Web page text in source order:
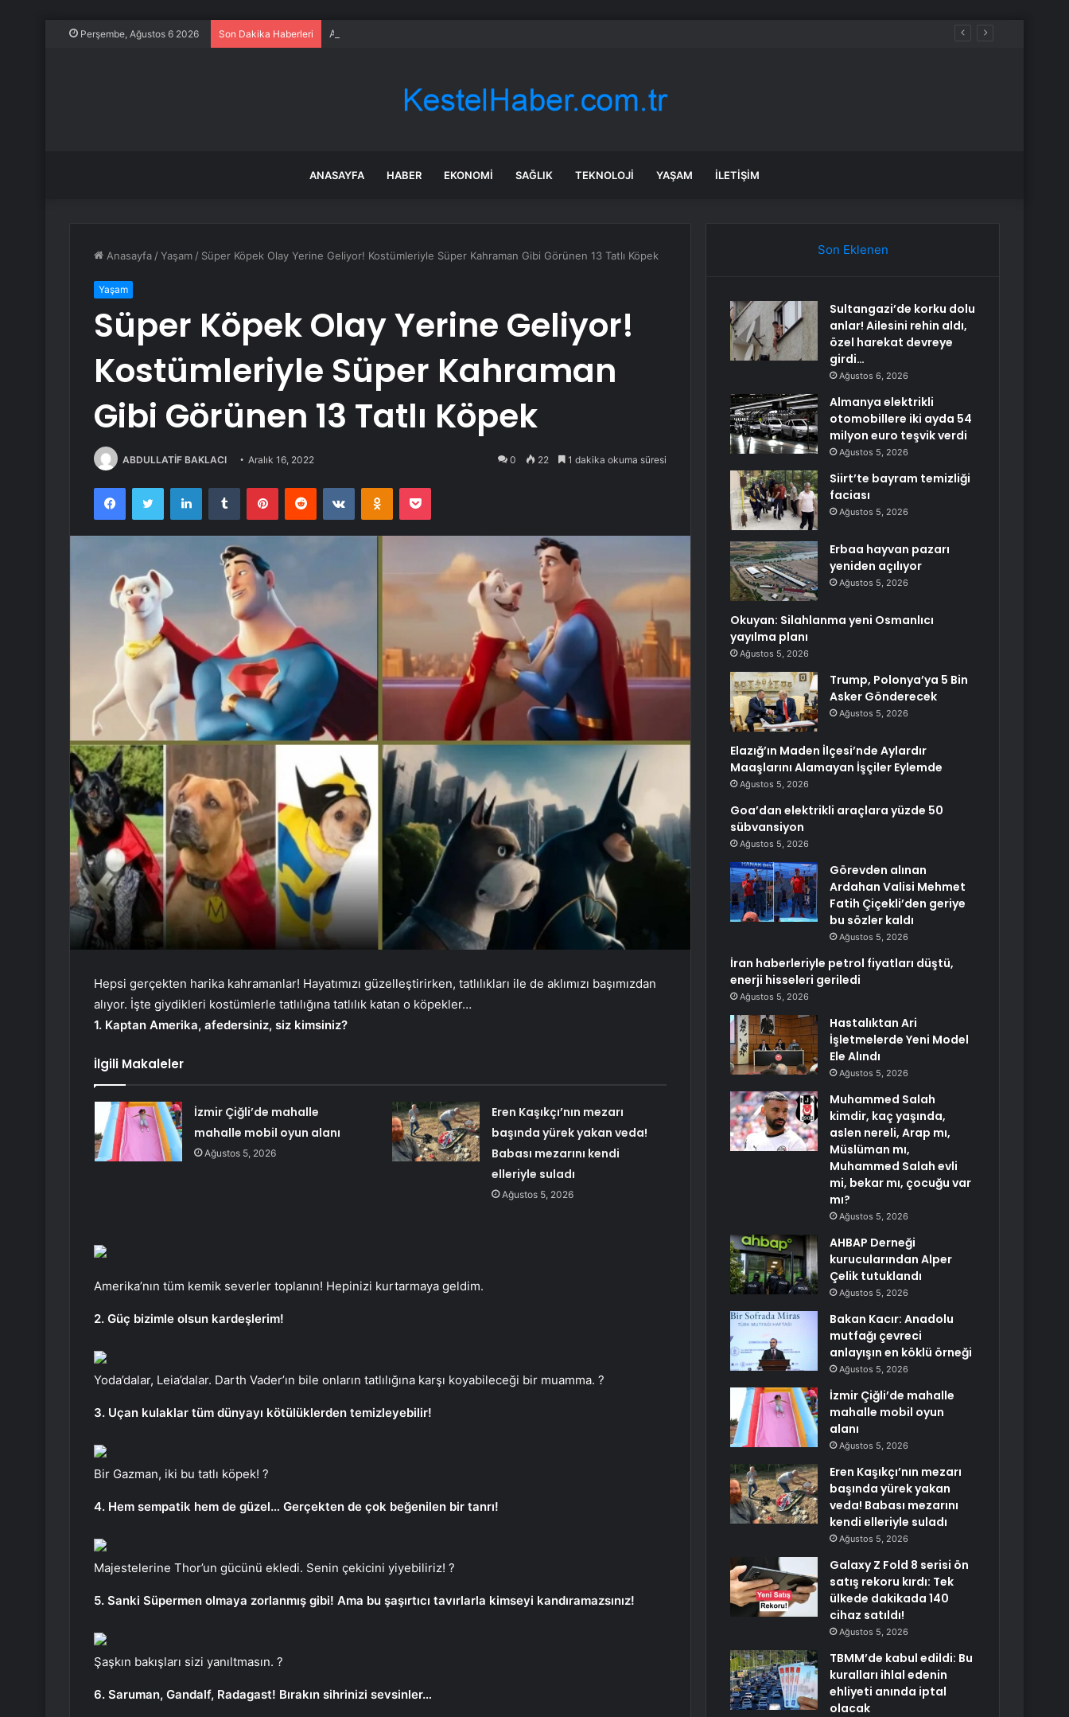
Perşembe, Ağustos 6 2026 Son Dakika Haberleri Almanya elektrikli otomobillere iki ayda 54 milyon euro teşvik verdi
ANASAYFA HABER EKONOMI SAĞLIK TEKNOLOJI YAŞAM İLETIŞIM
Anasayfa /Yaşam / Süper Köpek Olay Yerine Geliyor! Kostümleriyle Süper Kahraman Gibi Görünen 13 Tatlı Köpek
Yaşam
Süper Köpek Olay Yerine Geliyor!
Kostümleriyle Süper Kahraman
Gibi Görünen 13 Tatlı Köpek
ABDULLATİF BAKLACI Aralık 16, 2022 0 22 1 dakika okuma süresi
FacebookTwitter LinkedInTumblr PinterestReddit VKontakteOdnoklassniki
Pocket
Hepsi gerçekten harika kahramanlar! Hayatımızı güzelleştirirken, tatlılıkları ile de aklımızı başımızdan
alıyor. İşte giydikleri kostümlerle tatlılığına tatlılık katan o köpekler…
1. Kaptan Amerika, afedersiniz, siz kimsiniz?
İlgili Makaleler
İzmir Çiğli’de mahalle
mahalle mobil oyun alanı
Ağustos 5, 2026
Eren Kaşıkçı’nın mezarı
başında yürek yakan veda!
Babası mezarını kendi
elleriyle suladı
Ağustos 5, 2026
Amerika’nın tüm kemik severler toplanın! Hepinizi kurtarmaya geldim.
2. Güç bizimle olsun kardeşlerim!
Yoda’dalar, Leia’dalar. Darth Vader’ın bile onların tatlılığına karşı koyabileceği bir muamma. ?
3. Uçan kulaklar tüm dünyayı kötülüklerden temizleyebilir!
Bir Gazman, iki bu tatlı köpek! ?
4. Hem sempatik hem de güzel… Gerçekten de çok beğenilen bir tanrı!
Majestelerine Thor’un gücünü ekledi. Senin çekicini yiyebiliriz! ?
5. Sanki Süpermen olmaya zorlanmış gibi! Ama bu şaşırtıcı tavırlarla kimseyi kandıramazsınız!
Şaşkın bakışları sizi yanıltmasın. ?
6. Saruman, Gandalf, Radagast! Bırakın sihrinizi sevsinler…
Son Eklenen
Sultangazi’de korku dolu
anlar! Ailesini rehin aldı,
özel harekat devreye
girdi…
Ağustos 6, 2026
Almanya elektrikli
otomobillere iki ayda 54
milyon euro teşvik verdi
Ağustos 5, 2026
Siirt’te bayram temizliği
faciası
Ağustos 5, 2026
Erbaa hayvan pazarı
yeniden açılıyor
Ağustos 5, 2026
Okuyan: Silahlanma yeni Osmanlıcı
yayılma planı
Ağustos 5, 2026
Trump, Polonya’ya 5 Bin
Asker Gönderecek
Ağustos 5, 2026
Elazığ’ın Maden İlçesi’nde Aylardır
Maaşlarını Alamayan İşçiler Eylemde
Ağustos 5, 2026
Goa’dan elektrikli araçlara yüzde 50
sübvansiyon
Ağustos 5, 2026
Görevden alınan
Ardahan Valisi Mehmet
Fatih Çiçekli’den geriye
bu sözler kaldı
Ağustos 5, 2026
İran haberleriyle petrol fiyatları düştü,
enerji hisseleri geriledi
Ağustos 5, 2026
Hastalıktan Ari
İşletmelerde Yeni Model
Ele Alındı
Ağustos 5, 2026
Muhammed Salah
kimdir, kaç yaşında,
aslen nereli, Arap mı,
Müslüman mı,
Muhammed Salah evli
mi, bekar mı, çocuğu var
mı?
Ağustos 5, 2026
AHBAP Derneği
kurucularından Alper
Çelik tutuklandı
Ağustos 5, 2026
Bakan Kacır: Anadolu
mutfağı çevreci
anlayışın en köklü örneği
Ağustos 5, 2026
İzmir Çiğli’de mahalle
mahalle mobil oyun
alanı
Ağustos 5, 2026
Eren Kaşıkçı’nın mezarı
başında yürek yakan
veda! Babası mezarını
kendi elleriyle suladı
Ağustos 5, 2026
Galaxy Z Fold 8 serisi ön
satış rekoru kırdı: Tek
ülkede dakikada 140
cihaz satıldı!
Ağustos 5, 2026
TBMM’de kabul edildi: Bu
kuralları ihlal edenin
ehliyeti anında iptal
olacak